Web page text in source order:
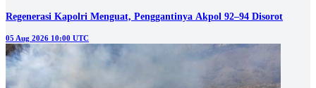
Regenerasi Kapolri Menguat, Penggantinya Akpol 92–94 Disorot
05 Aug 2026 10:00 UTC